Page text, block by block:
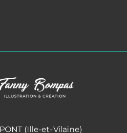
(Ille-et-Vilaine)